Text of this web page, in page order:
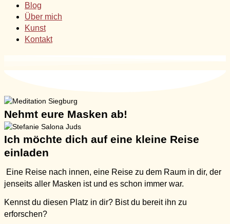
Blog
Über mich
Kunst
Kontakt
Nehmt eure Masken ab!
Ich möchte dich auf eine kleine Reise
einladen
Eine Reise nach innen, eine Reise zu dem Raum in dir, der
jenseits aller Masken ist und es schon immer war.
Kennst du diesen Platz in dir? Bist du bereit ihn zu
erforschen?